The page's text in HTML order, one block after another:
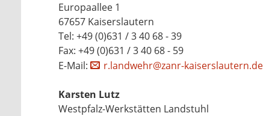
Europaallee 1
67657 Kaiserslautern
Tel: +49 (0)631 / 3 40 68 - 39
Fax: +49 (0)631 / 3 40 68 - 59
E-Mail:
r.landwehr@zanr-kaiserslautern.de
Karsten Lutz
Westpfalz-Werkstätten Landstuhl